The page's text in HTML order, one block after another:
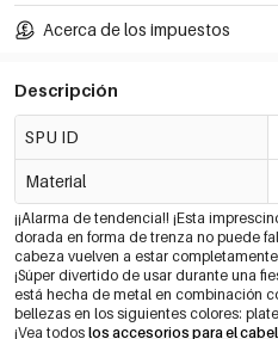
Acerca de los impuestos
Descripción
SPU ID
Material
¡¡Alarma de tendencia!! ¡Esta
dorada en forma de trenza no puede
cabeza vuelven a estar
¡Súper divertido de usar durante una
está hecha de metal en combinación
bellezas en los siguientes colores:
¡Vea todos los accesorios para el